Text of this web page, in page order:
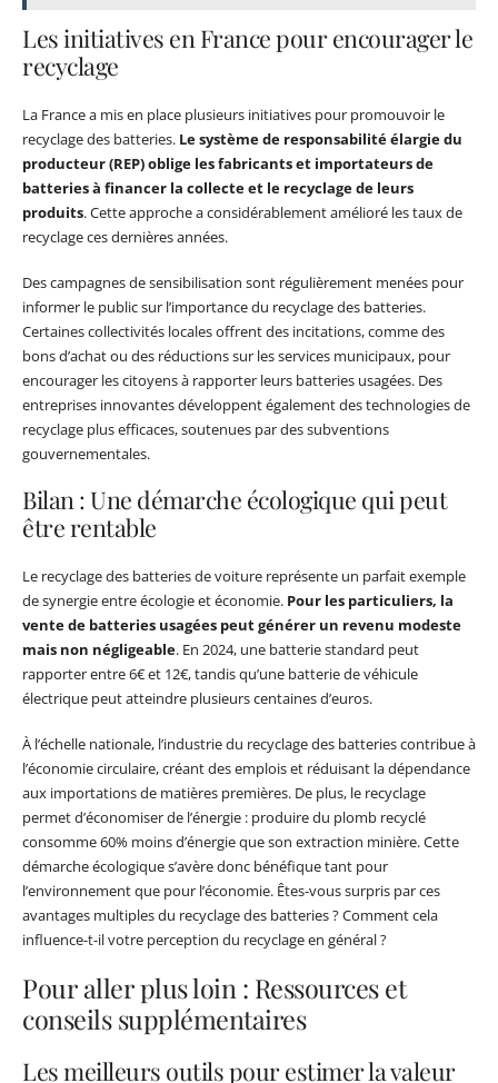
Les initiatives en France pour encourager le
recyclage
La France a mis en place plusieurs initiatives pour promouvoir le
recyclage des batteries. Le système de responsabilité élargie du
producteur (REP) oblige les fabricants et importateurs de
batteries à financer la collecte et le recyclage de leurs
produits. Cette approche a considérablement amélioré les taux de
recyclage ces dernières années.
Des campagnes de sensibilisation sont régulièrement menées pour
informer le public sur l’importance du recyclage des batteries.
Certaines collectivités locales offrent des incitations, comme des
bons d’achat ou des réductions sur les services municipaux, pour
encourager les citoyens à rapporter leurs batteries usagées. Des
entreprises innovantes développent également des technologies de
recyclage plus efficaces, soutenues par des subventions
gouvernementales.
Bilan : Une démarche écologique qui peut
être rentable
Le recyclage des batteries de voiture représente un parfait exemple
de synergie entre écologie et économie. Pour les particuliers, la
vente de batteries usagées peut générer un revenu modeste
mais non négligeable. En 2024, une batterie standard peut
rapporter entre 6€ et 12€, tandis qu’une batterie de véhicule
électrique peut atteindre plusieurs centaines d’euros.
À l’échelle nationale, l’industrie du recyclage des batteries contribue à
l’économie circulaire, créant des emplois et réduisant la dépendance
aux importations de matières premières. De plus, le recyclage
permet d’économiser de l’énergie : produire du plomb recyclé
consomme 60% moins d’énergie que son extraction minière. Cette
démarche écologique s’avère donc bénéfique tant pour
l’environnement que pour l’économie. Êtes-vous surpris par ces
avantages multiples du recyclage des batteries ? Comment cela
influence-t-il votre perception du recyclage en général ?
Pour aller plus loin : Ressources et
conseils supplémentaires
Les meilleurs outils pour estimer la valeur